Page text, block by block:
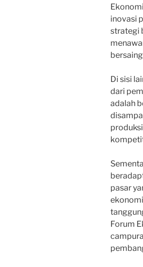
inovasi
strategi
Di sisi
dari
adalah
pasar
Forum